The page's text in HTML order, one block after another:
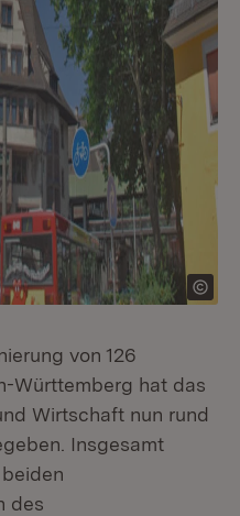
von 126
Württemberg hat das
Wirtschaft nun rund
Insgesamt
des